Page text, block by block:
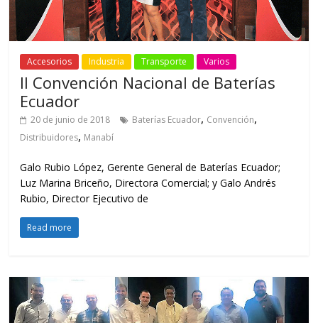
Accesorios Industria Transporte Varios
II Convención Nacional de Baterías
Ecuador
20 de junio de 2018 Baterías Ecuador, Convención,
Distribuidores, Manabí
Galo Rubio López, Gerente General de Baterías Ecuador;
Luz Marina Briceño, Directora Comercial; y Galo Andrés
Rubio, Director Ejecutivo de
Read more